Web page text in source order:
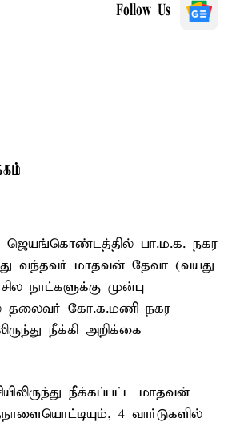
Follow Us
ஜெயங்கொண்டத்தில் பா.ம.க. நகர
வந்தவர் மாதவன் தேவா (வயது
நாட்களுக்கு முன்பு
தலைவர் கோ.க.மணி நகர
நீக்கி அறிக்கை
நீக்கப்பட்ட மாதவன்
4 வார்டுகளில்